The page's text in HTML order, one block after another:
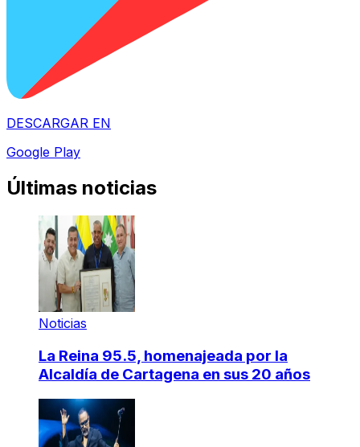
DESCARGAR EN
Google Play
Últimas noticias
Noticias
La Reina 95.5, homenajeada por la
Alcaldía de Cartagena en sus 20 años